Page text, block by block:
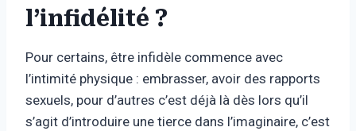
l’infidélité ?
Pour certains, être infidèle commence avec
l’intimité physique : embrasser, avoir des rapports
sexuels, pour d’autres c’est déjà là dès lors qu’il
s’agit d’introduire une tierce dans l’imaginaire, c’est